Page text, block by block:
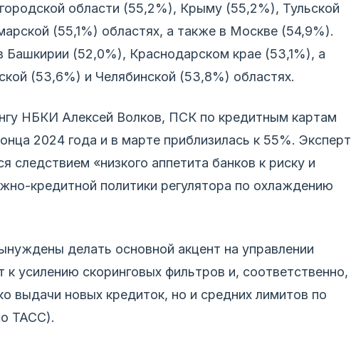
области (55,2%), Крыму (55,2%), Тульской
(55,1%) областях, а также в Москве (54,9%).
Башкирии (52,0%), Краснодарском крае (53,1%), а
(53,6%) и Челябинской (53,8%) областях.
НБКИ Алексей Волков, ПСК по кредитным картам
2024 года и в марте приблизилась к 55%. Эксперт
следствием «низкого аппетита банков к риску и
кредитной политики регулятора по охлаждению
делать основной акцент на управлении
усилению скоринговых фильтров и, соответственно,
выдачи новых кредиток, но и средних лимитов по
ТАСС).